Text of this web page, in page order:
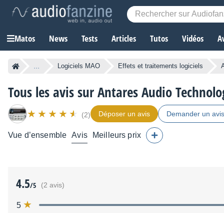
Matos News Tests Articles Tutos Vidéos
... Logiciels MAO Effets et traitements logiciels
Tous les avis sur Antares Audio
(2) Déposer un avis Demander un avis
Vue d’ensemble Avis Meilleurs prix
4.5/5 (2 avis)
5